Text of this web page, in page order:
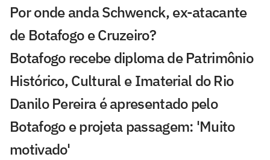
Por onde anda Schwenck, ex-atacante
de Botafogo e Cruzeiro?
Botafogo recebe diploma de Patrimônio
Histórico, Cultural e Imaterial do Rio
Danilo Pereira é apresentado pelo
Botafogo e projeta passagem: 'Muito
motivado'